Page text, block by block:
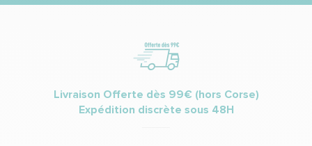
Livraison Offerte dès 99€ (hors Corse)
Expédition discrète sous 48H